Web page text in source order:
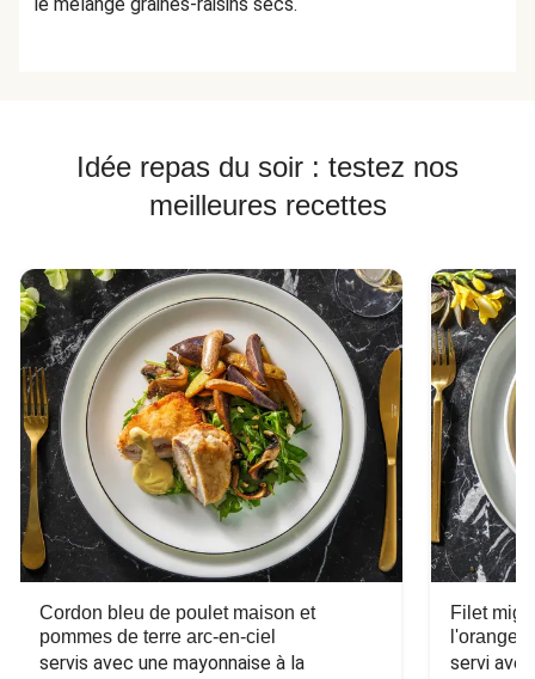
Idée repas du soir : testez nos
meilleures recettes
Cordon bleu de poulet maison et
pommes de terre arc-en-ciel
servis avec une mayonnaise à la
Filet
l'orange
servi